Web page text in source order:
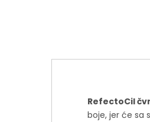
RefectoCil
boje, jer će sa